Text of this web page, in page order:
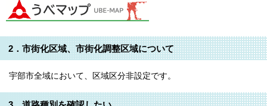
2．市街化区域、市街化調整区域について
宇部市全域において、区域区分非設定です。